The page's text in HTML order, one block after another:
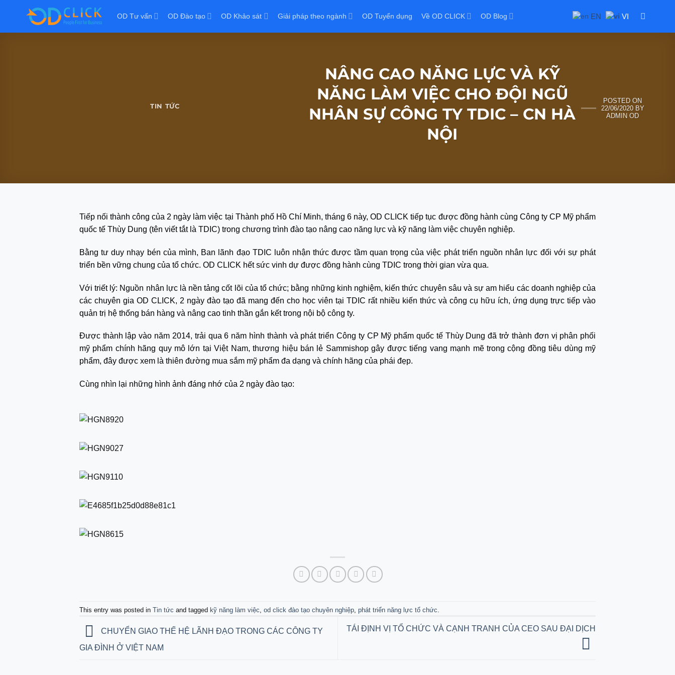
OD Tư vấn OD Đào tạo OD Khảo sát Giải pháp theo ngành OD Tuyển dụng Về OD CLICK OD Blog EN VI
TIN TỨC
NÂNG CAO NĂNG LỰC VÀ KỸ
NĂNG LÀM VIỆC CHO ĐỘI NGŨ
NHÂN SỰ CÔNG TY TDIC – CN HÀ
NỘI
POSTED ON
22/06/2020 BY
ADMIN OD
Tiếp nối thành công của 2 ngày làm việc tại Thành phố Hồ Chí Minh, tháng 6 này, OD CLICK tiếp tục được đồng hành cùng Công ty CP Mỹ phẩm
quốc tế Thùy Dung (tên viết tắt là TDIC) trong chương trình đào tạo nâng cao năng lực và kỹ năng làm việc chuyên nghiệp.
Bằng tư duy nhạy bén của mình, Ban lãnh đạo TDIC luôn nhận thức được tầm quan trọng của việc phát triển nguồn nhân lực đối với sự phát
triển bền vững chung của tổ chức. OD CLICK hết sức vinh dự được đồng hành cùng TDIC trong thời gian vừa qua.
Với triết lý: Nguồn nhân lực là nền tảng cốt lõi của tổ chức; bằng những kinh nghiệm, kiến thức chuyên sâu và sự am hiểu các doanh nghiệp của
các chuyên gia OD CLICK, 2 ngày đào tạo đã mang đến cho học viên tại TDIC rất nhiều kiến thức và công cụ hữu ích, ứng dụng trực tiếp vào
quản trị hệ thống bán hàng và nâng cao tinh thần gắn kết trong nội bộ công ty.
Được thành lập vào năm 2014, trải qua 6 năm hình thành và phát triển Công ty CP Mỹ phẩm quốc tế Thùy Dung đã trở thành đơn vị phân phối
mỹ phẩm chính hãng quy mô lớn tại Việt Nam, thương hiệu bán lẻ Sammishop gây được tiếng vang mạnh mẽ trong cộng đồng tiêu dùng mỹ
phẩm, đây được xem là thiên đường mua sắm mỹ phẩm đa dạng và chính hãng của phái đẹp.
Cùng nhìn lại những hình ảnh đáng nhớ của 2 ngày đào tạo:
This entry was posted in Tin tức and tagged kỹ năng làm việc od click đào tạo chuyên nghiệp, phát triển năng lực tổ chức
CHUYỂN GIAO THẾ HỆ LÃNH ĐẠO TRONG CÁC CÔNG TY
GIA ĐÌNH Ở VIỆT NAM
TÁI ĐỊNH VỊ TỔ CHỨC VÀ CẠNH TRANH CỦA CEO SAU ĐẠI DỊCH